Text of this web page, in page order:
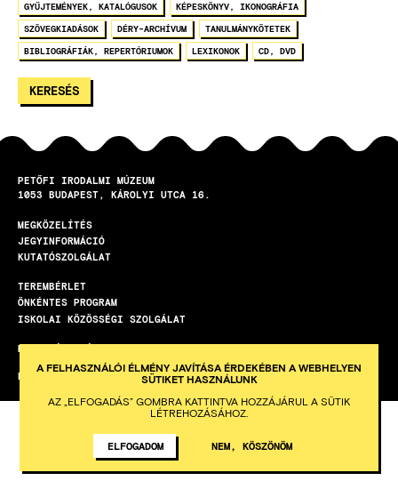
GYŰJTEMÉNYEK, KATALÓGUSOK KÉPESKÖNYV, IKONOGRÁFIA
SZÖVEGKIADÁSOK DÉRY-ARCHÍVUM TANULMÁNYKÖTETEK
BIBLIOGRÁFIÁK, REPERTÓRIUMOK LEXIKONOK CD, DVD
PETŐFI IRODALMI MÚZEUM
1053
BUDAPEST KÁROLYI UTCA 16.
LÁBLÉC
MEGKÖZELÍTÉS
JEGYINFORMÁCIÓ
KUTATÓSZOLGÁLAT
TEREMBÉRLET
ÖNKÉNTES PROGRAM
ISKOLAI KÖZÖSSÉGI SZOLGÁLAT
HETI HÍRLEVÉL
KÉSZÍTETTE AZ INTEGRAL VISION
A FELHASZNÁLÓI ÉLMÉNY JAVÍTÁSA ÉRDEKÉBEN A WEBHELYEN
SÜTIKET HASZNÁLUNK
AZ „ELFOGADÁS” GOMBRA KATTINTVA HOZZÁJÁRUL A SÜTIK
LÉTREHOZÁSÁHOZ.
ELFOGADOM NEM, KÖSZÖNÖM